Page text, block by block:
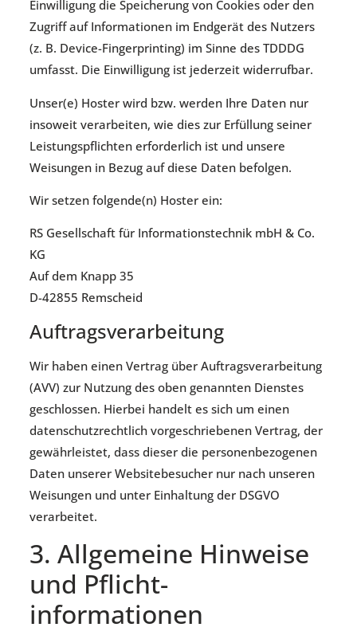
Einwilligung die Speicherung von Cookies oder den
Zugriff auf Informationen im Endgerät des Nutzers
(z. B. Device-Fingerprinting) im Sinne des TDDDG
umfasst. Die Einwilligung ist jederzeit widerrufbar.
Unser(e) Hoster wird bzw. werden Ihre Daten nur
insoweit verarbeiten, wie dies zur Erfüllung seiner
Leistungspflichten erforderlich ist und unsere
Weisungen in Bezug auf diese Daten befolgen.
Wir setzen folgende(n) Hoster ein:
RS Gesellschaft für Informationstechnik mbH & Co.
KG
Auf dem Knapp 35
D-42855 Remscheid
Auftragsverarbeitung
Wir haben einen Vertrag über Auftragsverarbeitung
(AVV) zur Nutzung des oben genannten Dienstes
geschlossen. Hierbei handelt es sich um einen
datenschutzrechtlich vorgeschriebenen Vertrag, der
gewährleistet, dass dieser die personenbezogenen
Daten unserer Websitebesucher nur nach unseren
Weisungen und unter Einhaltung der DSGVO
verarbeitet.
3. Allgemeine Hinweise
und Pflicht­
informationen